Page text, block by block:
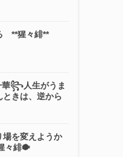
**猩々緋**
꧂人生がうま
ときは、逆から
場を変えようか
緋🐡